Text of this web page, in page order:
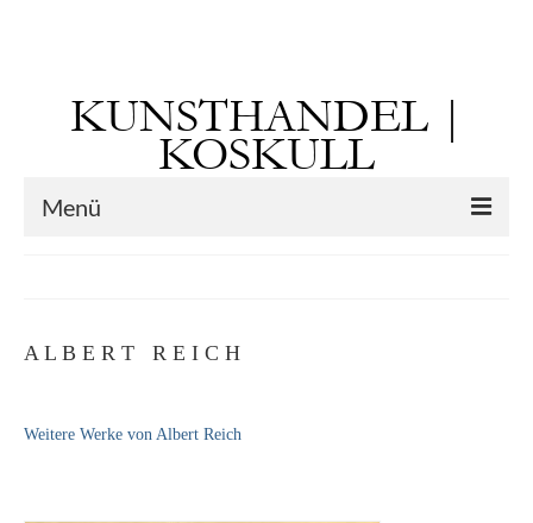
KUNSTHANDEL |
KOSKULL
Menü
– 02.06.1851 ebd.)
A L B E R T R E I C H
Weitere Werke von Albert Reich